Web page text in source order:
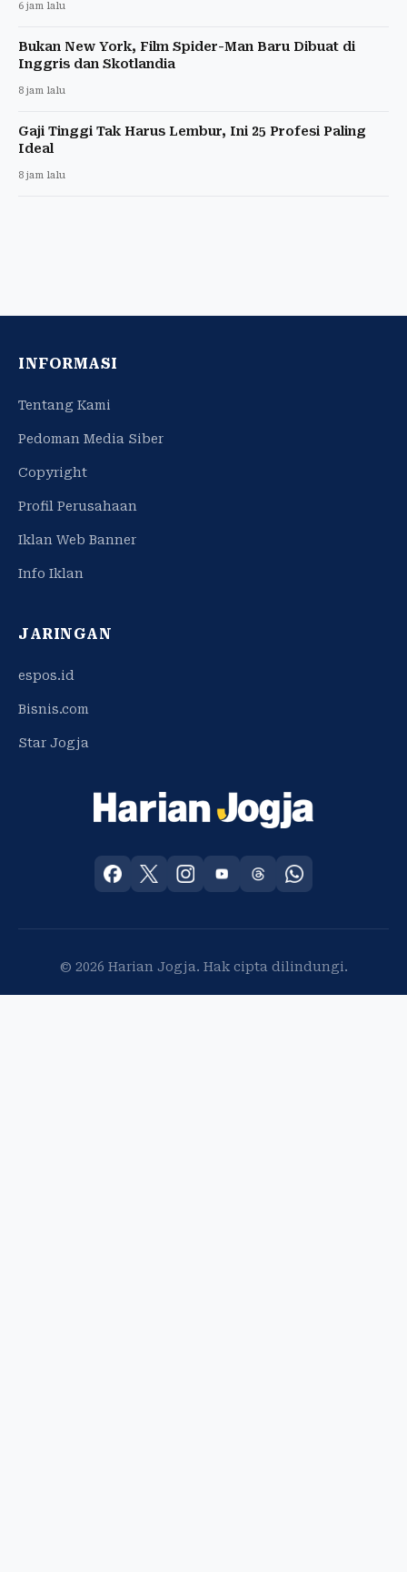
6 jam lalu
Bukan New York, Film Spider-Man Baru Dibuat di
Inggris dan Skotlandia
8 jam lalu
Gaji Tinggi Tak Harus Lembur, Ini 25 Profesi Paling
Ideal
8 jam lalu
INFORMASI
Tentang Kami
Pedoman Media Siber
Copyright
Profil Perusahaan
Iklan Web Banner
Info Iklan
JARINGAN
espos.id
Bisnis.com
Star Jogja
© 2026 Harian Jogja. Hak cipta dilindungi.